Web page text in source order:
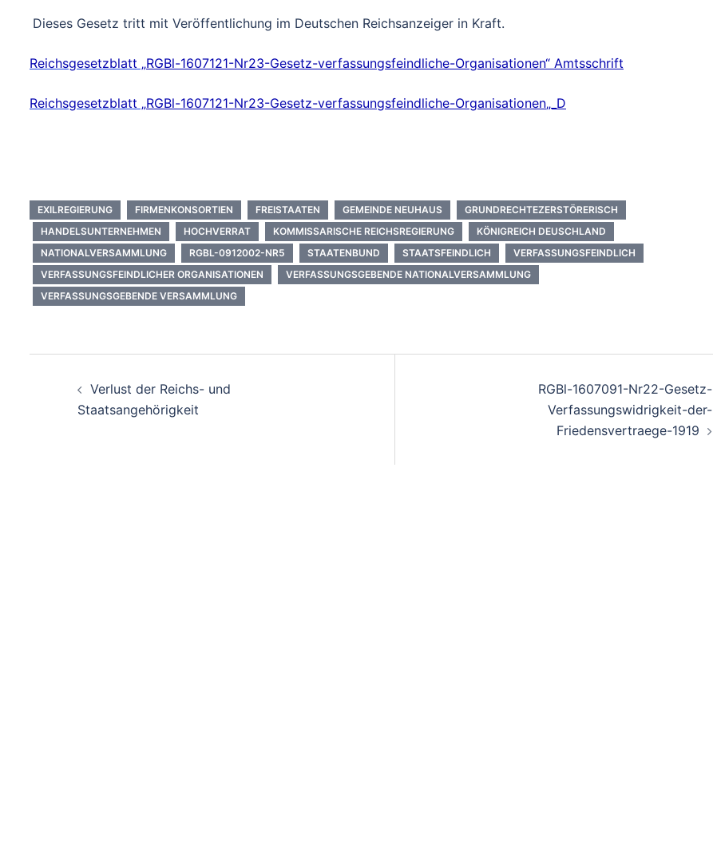
Dieses Gesetz tritt mit Veröffentlichung im Deutschen Reichsanzeiger in Kraft.
Reichsgesetzblatt „RGBl-1607121-Nr23-Gesetz-verfassungsfeindliche-Organisationen“ Amtsschrift
Reichsgesetzblatt „RGBl-1607121-Nr23-Gesetz-verfassungsfeindliche-Organisationen„_D
EXILREGIERUNG FIRMENKONSORTIEN FREISTAATEN GEMEINDE NEUHAUS
GRUNDRECHTEZERSTÖRERISCH
HANDELSUNTERNEHMEN
HOCHVERRAT KOMMISSARISCHE REICHSREGIERUNG
KÖNIGREICH DEUSCHLAND
NATIONALVERSAMMLUNG
RGBL-0912002-NR5 STAATENBUND STAATSFEINDLICH
VERFASSUNGSFEINDLICH
VERFASSUNGSFEINDLICHER ORGANISATIONEN
VERFASSUNGSGEBENDE NATIONALVERSAMMLUNG
VERFASSUNGSGEBENDE VERSAMMLUNG
Verlust der Reichs- und
Staatsangehörigkeit
RGBl-1607091-Nr22-Gesetz-
Verfassungswidrigkeit-der-
Friedensvertraege-1919